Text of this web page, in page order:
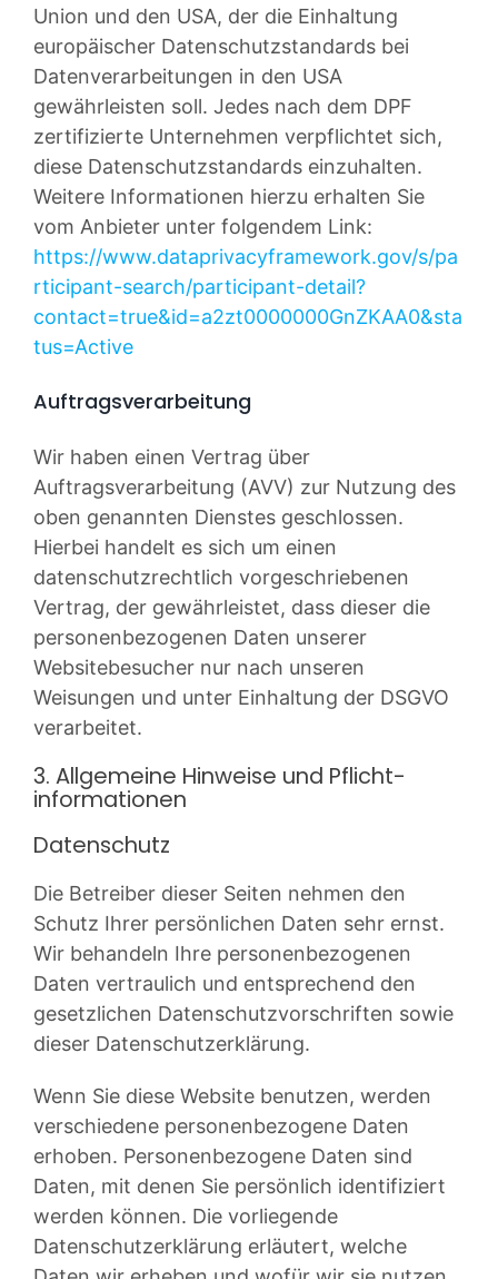
Union und den USA, der die Einhaltung
europäischer Datenschutzstandards bei
Datenverarbeitungen in den USA
gewährleisten soll. Jedes nach dem DPF
zertifizierte Unternehmen verpflichtet sich,
diese Datenschutzstandards einzuhalten.
Weitere Informationen hierzu erhalten Sie
vom Anbieter unter folgendem Link:
https://www.dataprivacyframework.gov/s/pa
rticipant-search/participant-detail?
contact=true&id=a2zt0000000GnZKAA0&sta
tus=Active
Auftragsverarbeitung
Wir haben einen Vertrag über
Auftragsverarbeitung (AVV) zur Nutzung des
oben genannten Dienstes geschlossen.
Hierbei handelt es sich um einen
datenschutzrechtlich vorgeschriebenen
Vertrag, der gewährleistet, dass dieser die
personenbezogenen Daten unserer
Websitebesucher nur nach unseren
Weisungen und unter Einhaltung der DSGVO
verarbeitet.
3. Allgemeine Hinweise und Pflicht­
informationen
Datenschutz
Die Betreiber dieser Seiten nehmen den
Schutz Ihrer persönlichen Daten sehr ernst.
Wir behandeln Ihre personenbezogenen
Daten vertraulich und entsprechend den
gesetzlichen Datenschutzvorschriften sowie
dieser Datenschutzerklärung.
Wenn Sie diese Website benutzen, werden
verschiedene personenbezogene Daten
erhoben. Personenbezogene Daten sind
Daten, mit denen Sie persönlich identifiziert
werden können. Die vorliegende
Datenschutzerklärung erläutert, welche